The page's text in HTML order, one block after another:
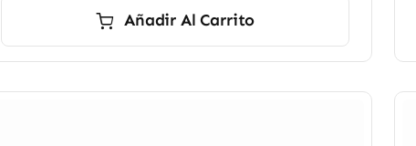
Añadir Al Carrito